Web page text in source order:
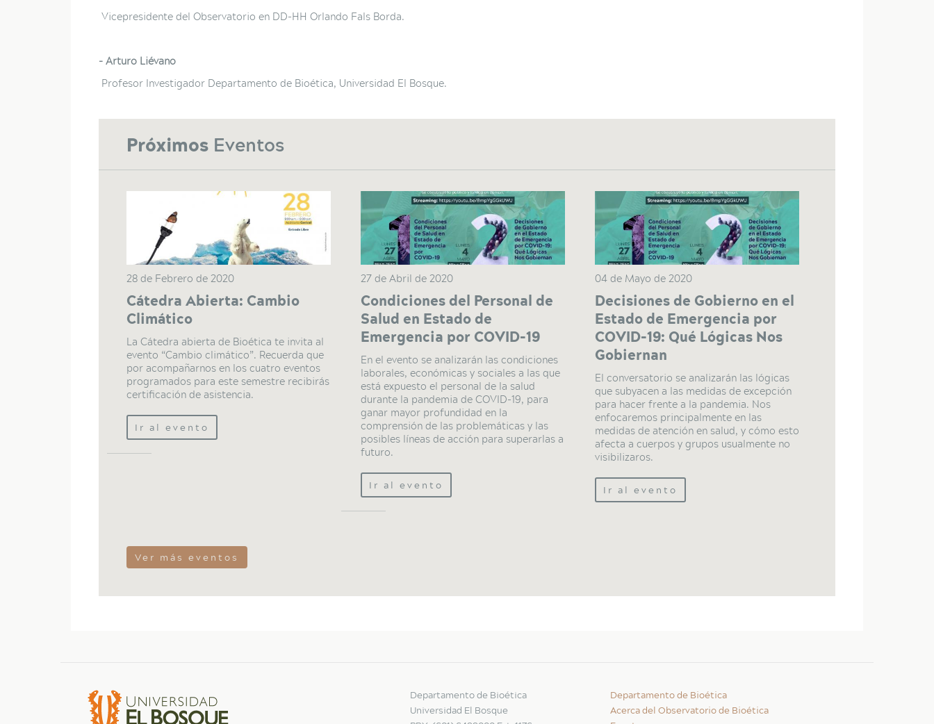
Vicepresidente del Observatorio en DD-HH Orlando Fals Borda.
- Arturo Liévano
Profesor Investigador Departamento de Bioética, Universidad El Bosque.
Próximos Eventos
28 de Febrero de 2020
Cátedra Abierta: Cambio
Climático
La Cátedra abierta de Bioética te invita al
evento “Cambio climático”. Recuerda que
por acompañarnos en los cuatro eventos
programados para este semestre recibirás
certificación de asistencia.
Ir al evento
27 de Abril de 2020
Condiciones del Personal de
Salud en Estado de
Emergencia por COVID-19
En el evento se analizarán las condiciones
laborales, económicas y sociales a las que
está expuesto el personal de la salud
durante la pandemia de COVID-19, para
ganar mayor profundidad en la
comprensión de las problemáticas y las
posibles líneas de acción para superarlas a
futuro.
Ir al evento
04 de Mayo de 2020
Decisiones de Gobierno en el
Estado de Emergencia por
COVID-19: Qué Lógicas Nos
Gobiernan
El conversatorio se analizarán las lógicas
que subyacen a las medidas de excepción
para hacer frente a la pandemia. Nos
enfocaremos principalmente en las
medidas de atención en salud, y cómo esto
afecta a cuerpos y grupos usualmente no
visibilizaros.
Ir al evento
Ver más eventos
Departamento de Bioética
Universidad El Bosque
Departamento de Bioética
Acerca del Observatorio de Bioética